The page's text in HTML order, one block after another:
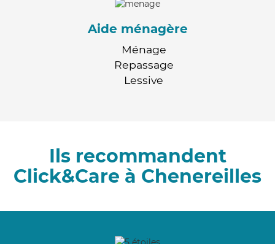
Aide ménagère
Ménage
Repassage
Lessive
Ils recommandent
Click&Care à Chenereilles